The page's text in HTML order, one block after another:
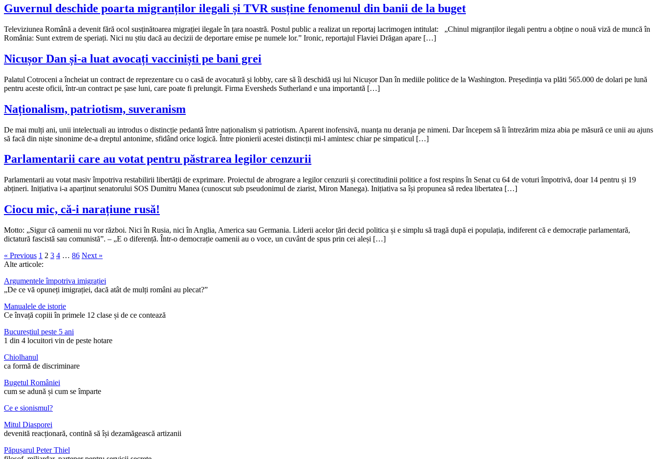
Guvernul deschide poarta migranților ilegali și TVR susține fenomenul din banii de la buget
Televiziunea Română a devenit fără ocol susținătoarea migrației ilegale în țara noastră. Postul public a realizat un reportaj lacrimogen intitulat: „Chinul migranților ilegali pentru a obține o nouă viză de muncă în
România: Sunt extrem de speriați. Nici nu știu dacă au decizii de deportare emise pe numele lor.” Ironic, reportajul Flaviei Drăgan apare […]
Nicușor Dan și-a luat avocați vacciniști pe bani grei
Palatul Cotroceni a încheiat un contract de reprezentare cu o casă de avocatură și lobby, care să îi deschidă uși lui Nicușor Dan în mediile politice de la Washington. Președinția va plăti 565.000 de dolari pe lună
pentru aceste oficii, într-un contract pe șase luni, care poate fi prelungit. Firma Eversheds Sutherland e una importantă […]
Naționalism, patriotism, suveranism
De mai mulți ani, unii intelectuali au introdus o distincție pedantă între naționalism și patriotism. Aparent inofensivă, nuanța nu deranja pe nimeni. Dar începem să îi întrezărim miza abia pe măsură ce unii au ajuns
să facă din niște sinonime de-a dreptul antonime, sfidând orice logică. Între pionierii acestei distincții mi-l amintesc chiar pe simpaticul […]
Parlamentarii care au votat pentru păstrarea legilor cenzurii
Parlamentarii au votat masiv împotriva restabilirii libertății de exprimare. Proiectul de abrograre a legilor cenzurii și corectitudinii politice a fost respins în Senat cu 64 de voturi împotrivă, doar 14 pentru și 19
abțineri. Inițiativa i-a aparținut senatorului SOS Dumitru Manea (cunoscut sub pseudonimul de ziarist, Miron Manega). Inițiativa sa își propunea să redea libertatea […]
Ciocu mic, că-i narațiune rusă!
Motto: „Sigur că oamenii nu vor război. Nici în Rusia, nici în Anglia, America sau Germania. Liderii acelor țări decid politica și e simplu să tragă după ei populația, indiferent că e democrație parlamentară,
dictatură fascistă sau comunistă”. – „E o diferență. Într-o democrație oamenii au o voce, un cuvânt de spus prin cei aleși […]
« Previous 1 2 3 4 … 86 Next »
Alte articole:
Argumentele împotriva imigrației
„De ce vă opuneți imigrației, dacă atât de mulți români au plecat?”
Manualele de istorie
Ce învață copiii în primele 12 clase și de ce contează
Bucureștiul peste 5 ani
1 din 4 locuitori vin de peste hotare
Chiolhanul
ca formă de discriminare
Bugetul României
cum se adună și cum se împarte
Ce e sionismul?
Mitul Diasporei
devenită reacționară, contină să își dezamăgească artizanii
Păpușarul Peter Thiel